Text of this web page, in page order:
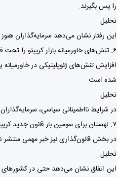
را پس بگیرند.
تحلیل
این رفتار نشان می‌دهد سرمایه‌گذاران
۶. تنش‌های خاورمیانه بازار کریپتو را تحت فشار قرار داد
افزایش تنش‌های ژئوپلیتیکی در
شده است.
تحلیل
در شرایط نااطمینانی سیاسی،
۷. لهستان برای سومین بار قانون جدید کریپتو را وتو کرد
در بخش قانون‌گذاری نیز خبر مهمی منتشر
تحلیل
این اتفاق نشان می‌دهد حتی در کشورهای